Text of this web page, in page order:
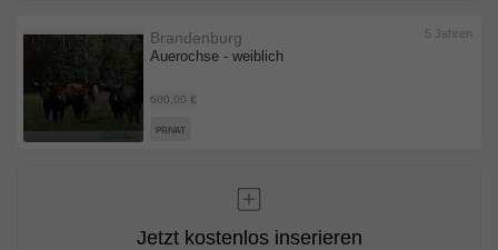
Auerochse - weiblich
Brandenburg
600,00 €
5 Jahren
PRIVAT
Jetzt kostenlos inserieren